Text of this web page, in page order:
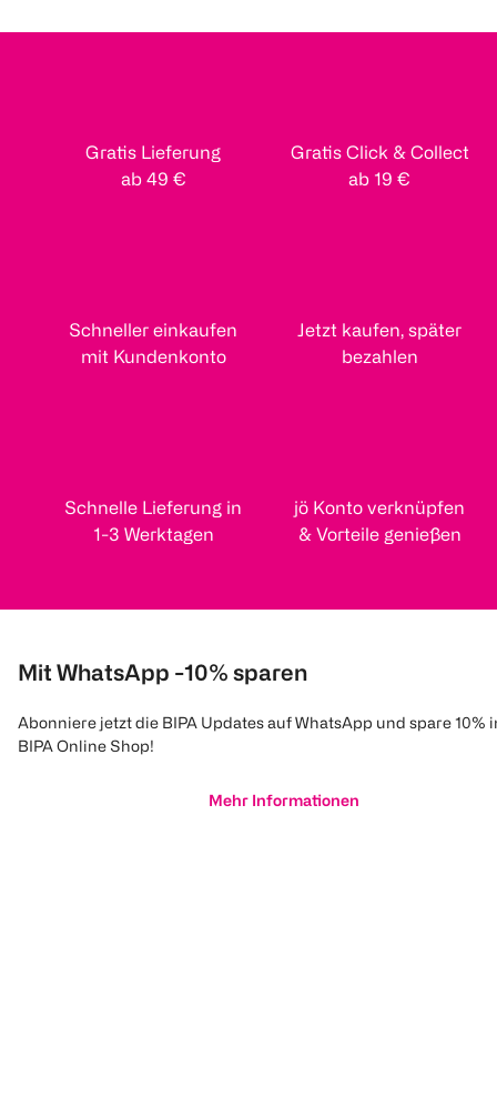
Gratis Lieferung
ab 49 €
Gratis Click & Collect
ab 19 €
Schneller einkaufen
mit Kundenkonto
Jetzt kaufen, später
bezahlen
Schnelle Lieferung in
1-3 Werktagen
jö Konto verknüpfen
& Vorteile genießen
Mit WhatsApp -10% sparen
Abonniere jetzt die BIPA Updates auf WhatsApp und spare 10%
BIPA Online Shop!
Mehr Informationen